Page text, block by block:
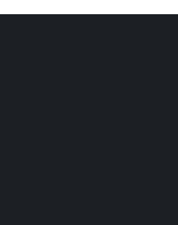
op maat” bij dit
in dienst.
volledig op
rijcomfort en
verplicht?
is